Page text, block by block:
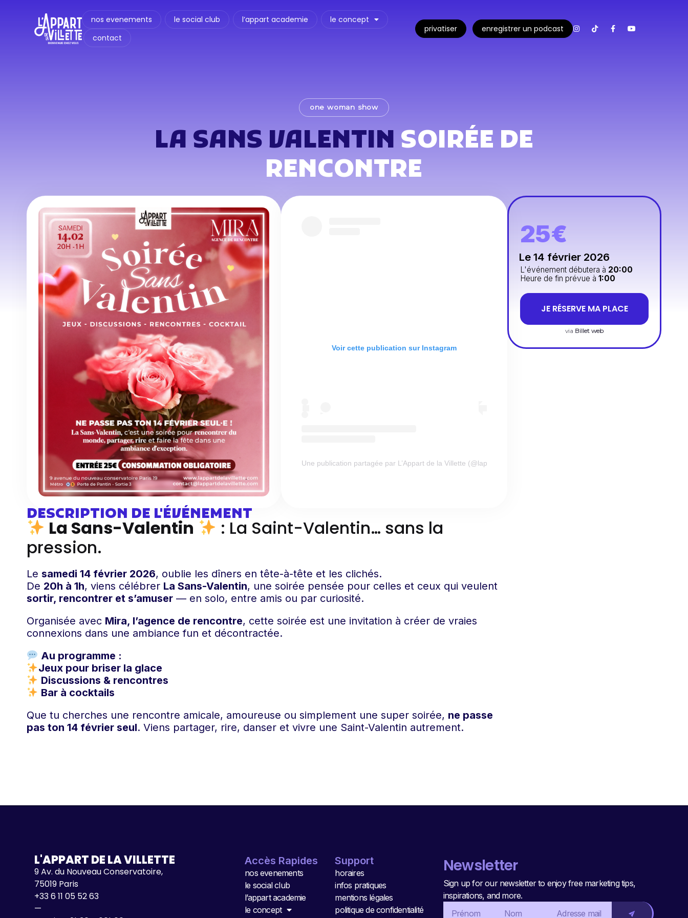
nos evenements le social club l’appart academie
le concept
contact
privatiser enregistrer un podcast
one woman show
LA SANS VALENTIN SOIRÉE DE
RENCONTRE
Voir cette publication sur Instagram
Une publication partagée par L’Appart de la Villette (@lappartdelavillette)
DESCRIPTION DE L'ÉVÉNEMENT
La Sans-Valentin
: La Saint-Valentin… sans la
pression.
Le samedi 14 février 2026, oublie les dîners en tête-à-tête et les clichés.
De 20h à 1h, viens célébrer La Sans-Valentin, une soirée pensée pour celles et ceux qui veulent
sortir, rencontrer et s’amuser — en solo, entre amis ou par curiosité.
Organisée avec Mira, l’agence de rencontre, cette soirée est une invitation à créer de vraies
connexions dans une ambiance fun et décontractée.
Au programme :
Jeux pour briser la glace
Discussions & rencontres
Bar à cocktails
Que tu cherches une rencontre amicale, amoureuse ou simplement une super soirée, ne passe
pas ton 14 février seul. Viens partager, rire, danser et vivre une Saint-Valentin autrement.
25€
Le 14 février 2026
L'événement débutera à 20:00
Heure de fin prévue à1:00
JE RÉSERVE MA PLACE
via Billet web
L'APPART DE LA VILLETTE
9 Av. du Nouveau Conservatoire,
75019 Paris
+33 6 11 05 52 63
—
Accès Rapides
nos evenements
le social club
l’appart academie
le concept
Support
horaires
infos pratiques
mentions légales
politique de confidentialité
Newsletter
Sign up for our newsletter to enjoy free marketing tips,
inspirations, and more.